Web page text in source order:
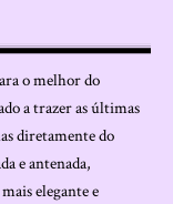
o melhor do
a trazer as últimas
diretamente do
e antenada,
elegante e